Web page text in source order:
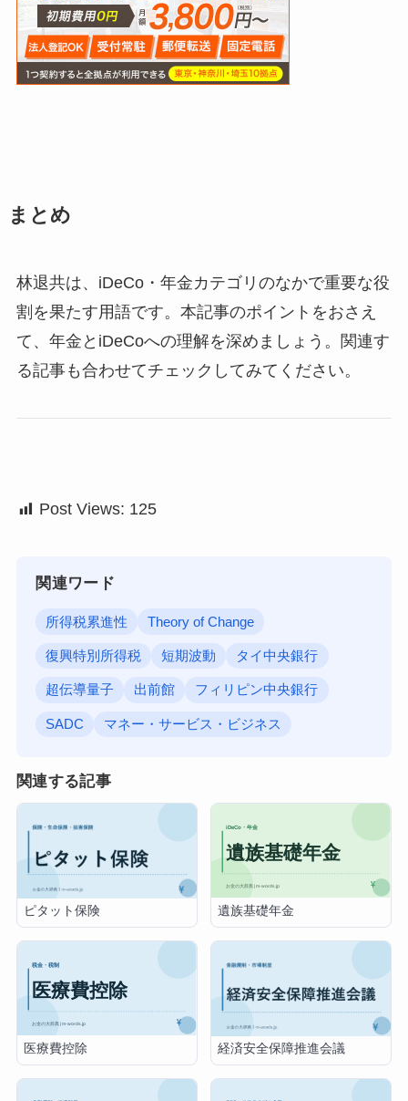
まとめ
林退共は、iDeCo・年金カテゴリのなかで重要な役
割を果たす用語です。本記事のポイントをおさえ
て、年金とiDeCoへの理解を深めましょう。関連す
る記事も合わせてチェックしてみてください。
Post Views: 125
関連ワード
所得税累進性 Theory of Change
復興特別所得税 短期波動 タイ中央銀行
超伝導量子 出前館 フィリピン中央銀行
SADC マネー・サービス・ビジネス
関連する記事
ピタット保険 遺族基礎年金
医療費控除 経済安全保障推進会議